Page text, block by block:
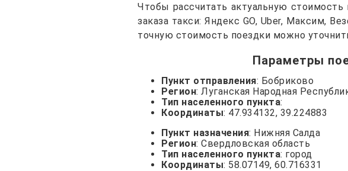
Чтобы рассчитать актуальную
заказа такси: Яндекс GO, Uber, Максим,
точную стоимость поездки можно
Параметры
Пункт отправления: Бобриково
Регион: Луганская Народная
Тип населенного пункта:
Координаты: 47.934132, 39.224883
Пункт назначения: Нижняя Салда
Регион: Свердловская область
Тип населенного пункта: город
Координаты: 58.07149, 60.716331